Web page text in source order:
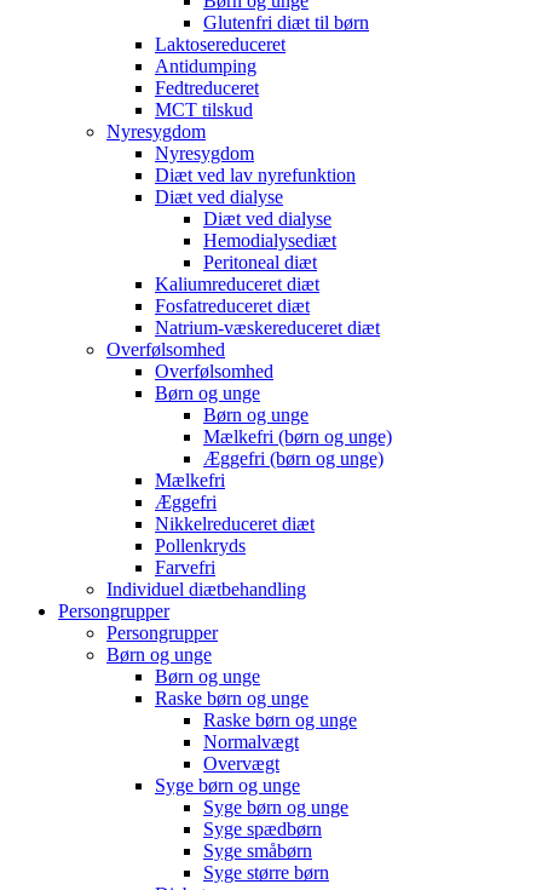
Glutenfri diæt til børn
Laktosereduceret
Antidumping
Fedtreduceret
MCT tilskud
Nyresygdom
Nyresygdom
Diæt ved lav nyrefunktion
Diæt ved dialyse
Diæt ved dialyse
Hemodialysediæt
Peritoneal diæt
Kaliumreduceret diæt
Fosfatreduceret diæt
Natrium-væskereduceret diæt
Overfølsomhed
Overfølsomhed
Børn og unge
Børn og unge
Mælkefri (børn og unge)
Æggefri (børn og unge)
Mælkefri
Æggefri
Nikkelreduceret diæt
Pollenkryds
Farvefri
Individuel diætbehandling
Persongrupper
Persongrupper
Børn og unge
Børn og unge
Raske børn og unge
Raske børn og unge
Normalvægt
Overvægt
Syge børn og unge
Syge børn og unge
Syge spædbørn
Syge småbørn
Syge større børn